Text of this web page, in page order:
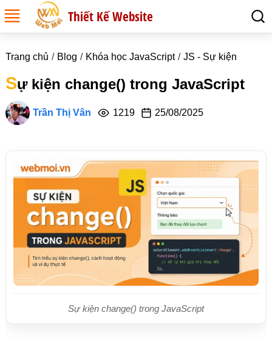
Thiết Kế Website
Trang chủ Blog Khóa học JavaScript JS - Sự kiện
Sự kiện change() trong JavaScript
Trần Thị Vân 1219 25/08/2025
Sự kiện change() trong JavaScript